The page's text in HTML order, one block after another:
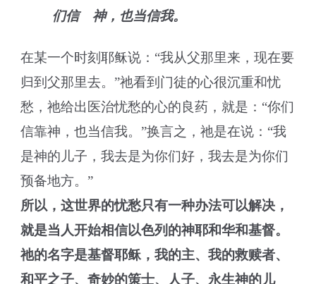
们信 神，也当信我。
在某一个时刻耶稣说：“我从父那里来，现在要
归到父那里去。”祂看到门徒的心很沉重和忧
愁，祂给出医治忧愁的心的良药，就是：“你们
信靠神，也当信我。”换言之，祂是在说：“我
是神的儿子，我去是为你们好，我去是为你们
预备地方。”
所以，这世界的忧愁只有一种办法可以解决，
就是当人开始相信以色列的神耶和华和基督。
祂的名字是基督耶稣，我的主、我的救赎者、
和平之子、奇妙的策士、人子、永生神的儿